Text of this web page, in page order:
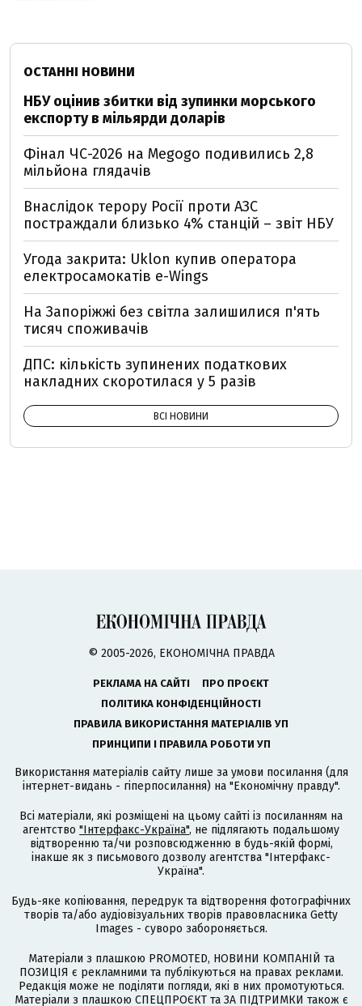
ОСТАННІ НОВИНИ
НБУ оцінив збитки від зупинки морського
експорту в мільярди доларів
Фінал ЧС-2026 на Megogo подивились 2,8
мільйона глядачів
Внаслідок терору Росії проти АЗС
постраждали близько 4% станцій – звіт НБУ
Угода закрита: Uklon купив оператора
електросамокатів e-Wings
На Запоріжжі без світла залишилися п'ять
тисяч споживачів
ДПС: кількість зупинених податкових
накладних скоротилася у 5 разів
ВСІ НОВИНИ
© 2005-2026, ЕКОНОМІЧНА ПРАВДА
РЕКЛАМА НА САЙТІ
ПРО ПРОЄКТ
ПОЛІТИКА КОНФІДЕНЦІЙНОСТІ
ПРАВИЛА ВИКОРИСТАННЯ МАТЕРІАЛІВ УП
ПРИНЦИПИ І ПРАВИЛА РОБОТИ УП
Використання матеріалів сайту лише за умови посилання (для
інтернет-видань - гіперпосилання) на "Економічну правду".
Всі матеріали, які розміщені на цьому сайті із посиланням на
агентство "Інтерфакс-Україна", не підлягають подальшому
відтворенню та/чи розповсюдженню в будь-якій формі,
інакше як з письмового дозволу агентства "Інтерфакс-
Україна".
Будь-яке копіювання, передрук та відтворення фотографічних
творів та/або аудіовізуальних творів правовласника Getty
Images - суворо забороняється.
Матеріали з плашкою PROMOTED, НОВИНИ КОМПАНІЙ та
ПОЗИЦІЯ є рекламними та публікуються на правах реклами.
Редакція може не поділяти погляди, які в них промотуються.
Матеріали з плашкою СПЕЦПРОЄКТ та ЗА ПІДТРИМКИ також є